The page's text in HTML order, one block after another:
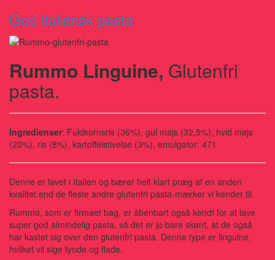
God italiensk pasta
Rummo Linguine, Glutenfri
pasta.
Ingredienser: Fuldkornsris (36%), gul majs (32,5%), hvid majs
(20%), ris (8%), kartoffelstivelse (3%), emulgator: 471
Denne er lavet i Italien og bærer helt klart præg af en anden
kvalitet end de fleste andre glutenfri pasta-mærker vi kender til.
Rummo, som er firmaet bag, er åbenbart også kendt for at lave
super god almindelig pasta, så det er jo bare skønt, at de også
har kastet sig over den glutenfri pasta. Denne type er linguine,
hvilket vil sige tynde og flade.